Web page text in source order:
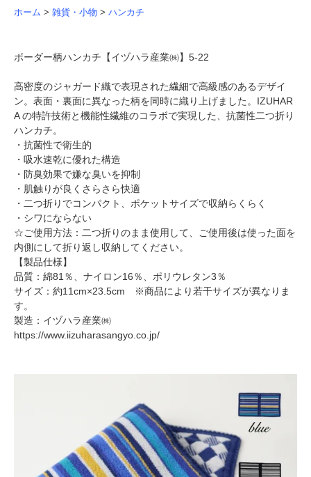
ホーム > 雑貨・小物 > ハンカチ
ボーダー柄ハンカチ【イヅハラ産業㈱】5-22
高密度のジャガード織で表現された繊細で高級感のあるデザイ
ン。表面・裏面に異なった柄を同時に織り上げました。IZUHAR
A の特許技術と機能性繊維のコラボで実現した、抗菌性二つ折り
ハンカチ。
・抗菌性で衛生的
・吸水速乾に優れた構造
・防臭効果で嫌な臭いを抑制
・肌触りが良くさらさら快適
・二つ折りでコンパクト、ポケットサイズで収納らくらく
・シワにならない
☆ご使用方法：二つ折りのまま使用して、ご使用後は使った面を
内側にして折り返し収納してください。
【製品仕様】
品質：綿81％、ナイロン16％、ポリウレタン3％
サイズ：約11cm×23.5cm ※商品により若干サイズが異なりま
す。
製造：イヅハラ産業㈱
https://www.iizuharasangyo.co.jp/